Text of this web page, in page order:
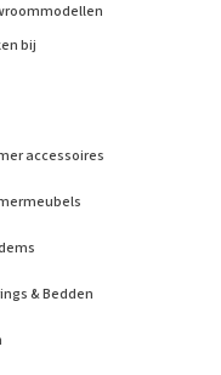
accessoires
& Bedden
bij